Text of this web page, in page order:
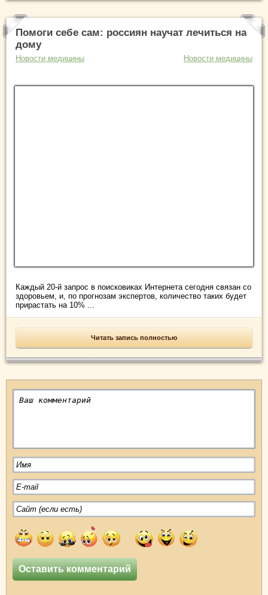
Помоги себе сам: россиян научат лечиться на
дому
Новости медицины Новости медицины
Каждый 20-й запрос в поисковиках Интернета сегодня связан со
здоровьем, и, по прогнозам экспертов, количество таких будет
прирастать на 10% ...
Читать запись полностью